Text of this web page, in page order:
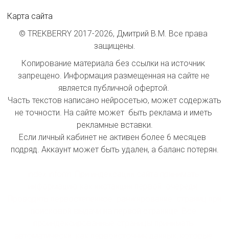
Карта сайта
© TREKBERRY 2017-2026, Дмитрий В.М. Все права
защищены.
Копирование материала без ссылки на источник
запрещено. Информация размещенная на сайте не
является публичной офертой.
Часть текстов написано нейросетью, может содержать
не точности. На сайте может  быть реклама и иметь
рекламные вставки.
Если личный кабинет не активен более 6 месяцев
подряд. Аккаунт может быть удален, а баланс потерян.